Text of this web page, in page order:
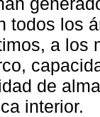
todos los
a los
de
interior.